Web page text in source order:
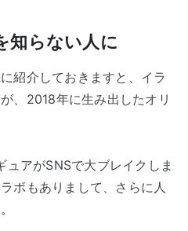
知らない人に
紹介しておきますと、イラ
、2018年に生み出したオリ
アがSNSで大ブレイクしま
ボもありまして、さらに人